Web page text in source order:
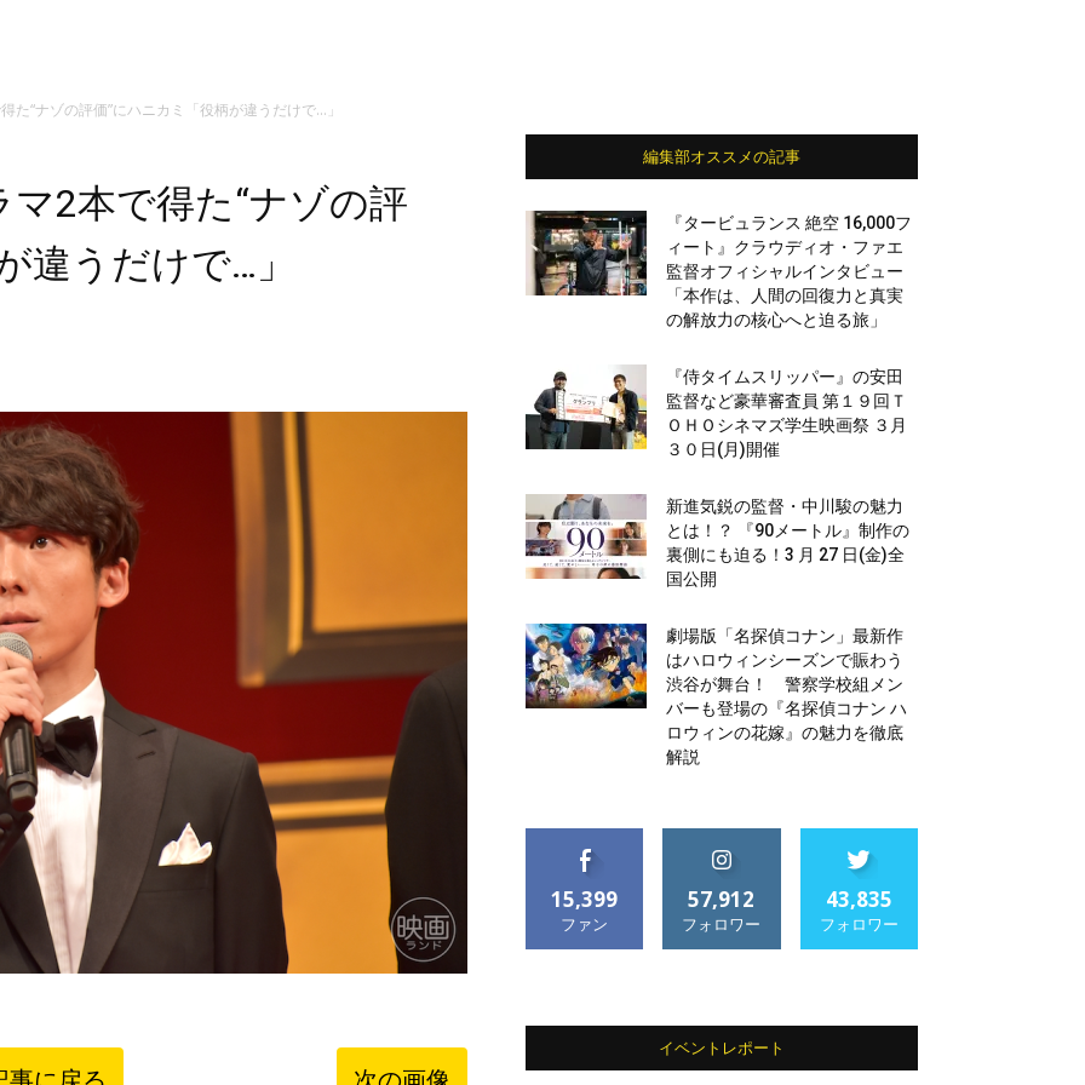
た“ナゾの評価”にハニカミ「役柄が違うだけで…」
2本で得た“ナゾの評
違うだけで…」
編集部オススメの記事
『タービュランス 絶空 16,000フ
ィート』クラウディオ・ファエ
監督オフィシャルインタビュー
「本作は、人間の回復力と真実
の解放力の核心へと迫る旅」
『侍タイムスリッパー』の安田
監督など豪華審査員 第１９回Ｔ
ＯＨＯシネマズ学生映画祭 ３月
３０日(月)開催
新進気鋭の監督・中川駿の魅力
とは！？ 『90メートル』制作の
裏側にも迫る！3 月 27 日(金)全
国公開
劇場版「名探偵コナン」最新作
はハロウィンシーズンで賑わう
渋谷が舞台！ 警察学校組メン
バーも登場の『名探偵コナン ハ
ロウィンの花嫁』の魅力を徹底
解説
15,399
ファン
57,912
フォロワー
43,835
フォロワー
イベントレポート